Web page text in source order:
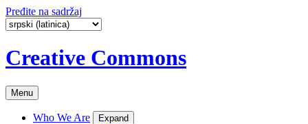
Pređite na sadržaj
Creative Commons
Menu
Who We Are Expand